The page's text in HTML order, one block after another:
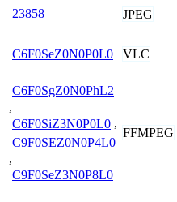
23858 JPEG
C6F0SeZ0N0P0L0 VLC
C6F0SgZ0N0PhL2
,
C6F0SiZ3N0P0L0 ,
C9F0SEZ0N0P4L0
,
C9F0SeZ3N0P8L0
FFMPEG